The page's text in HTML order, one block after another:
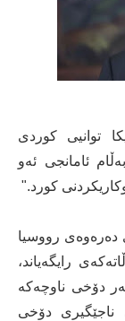
توانیی کوردی
ئامانجی ئەو
کورد."
رووسیا
رایگەیاند،
دۆخی ناوچەکە
دۆخی